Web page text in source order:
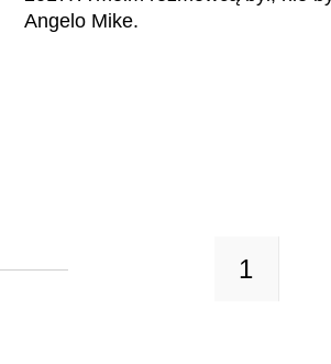
Angelo Mike.
1